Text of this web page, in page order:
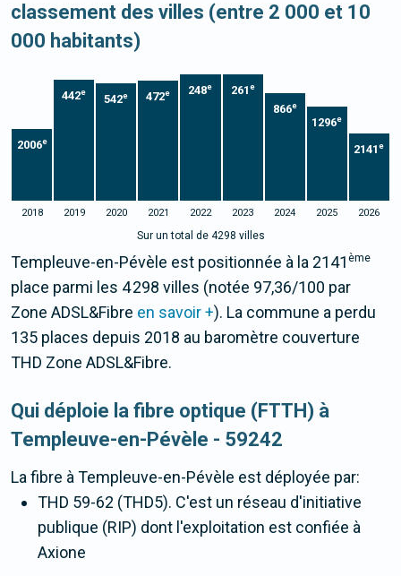
classement des villes (entre 2 000 et 10
000 habitants)
2006e
442e
542e 472e 248e 261 e
866e
1296e
2141e
2018 2019 2020 2021 2022 2023 2024 2025 2026
Sur un total de 4298 villes
Templeuve-en-Pévèle est positionnée à la 2141 ème
place parmi les 4 298 villes (notée 97,36/100 par
Zone ADSL&Fibre en savoir +). La commune a perdu
135 places depuis 2018 au baromètre couverture
THD Zone ADSL&Fibre.
Qui déploie la fibre optique (FTTH) à
Templeuve-en-Pévèle - 59242
La fibre à Templeuve-en-Pévèle est déployée par:
THD 59-62 (THD5). C'est un réseau d'initiative
publique (RIP) dont l'exploitation est confiée à
Axione